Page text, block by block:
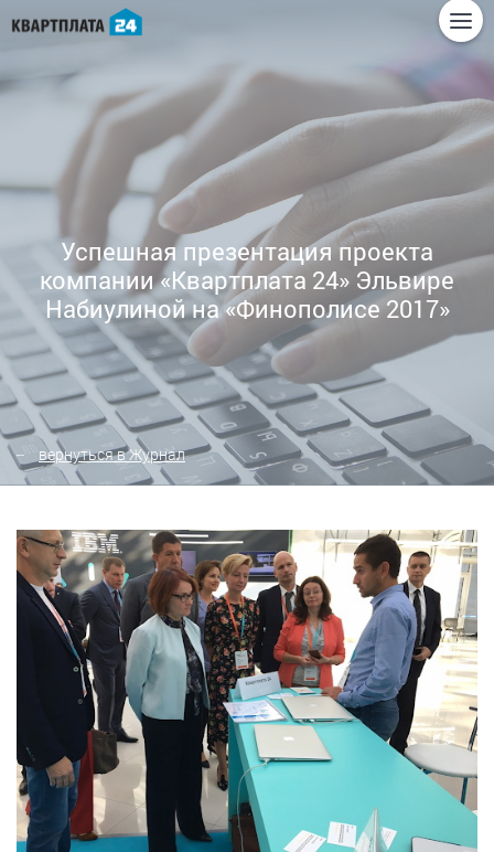
Успешная презентация проекта
компании «Квартплата 24» Эльвире
Набиулиной на «Финополисе 2017»
вернуться в Журнал